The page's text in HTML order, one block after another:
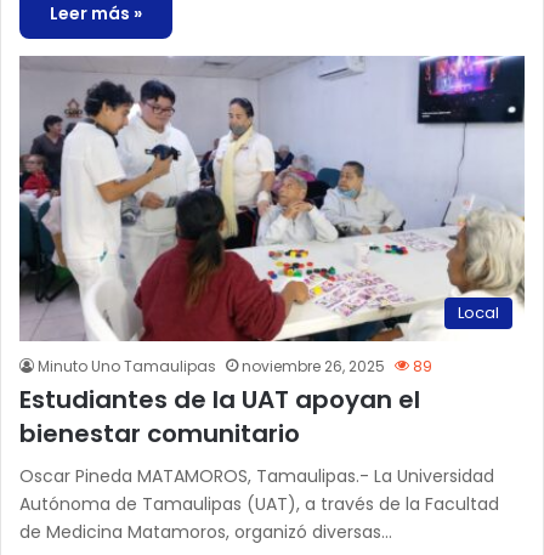
Leer más »
Local
Minuto Uno Tamaulipas noviembre 26, 2025 89
Estudiantes de la UAT apoyan el
bienestar comunitario
Oscar Pineda MATAMOROS, Tamaulipas.- La Universidad
Autónoma de Tamaulipas (UAT), a través de la Facultad
de Medicina Matamoros, organizó diversas…